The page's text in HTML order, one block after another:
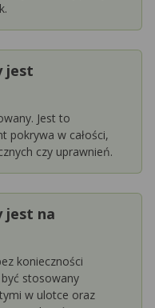
jest
Jest to
pokrywa w całości,
czy uprawnień.
jest na
konieczności
stosowany
w ulotce oraz